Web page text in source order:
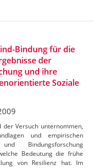
Bindung für die
der
und ihre
Soziale
Versuch unternommen,
und empirischen
Bindungsforschung
Bedeutung die frühe
von Resilienz hat. Im